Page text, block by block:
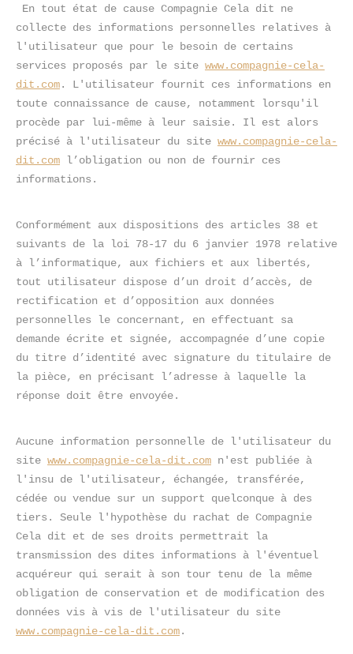
collecte des informations personnelles relatives à
l'utilisateur que pour le besoin de certains
services proposés par le site www.compagnie-cela-
dit.com. L'utilisateur fournit ces informations en
toute connaissance de cause, notamment lorsqu'il
procède par lui-même à leur saisie. Il est alors
précisé à l'utilisateur du site www.compagnie-cela-
dit.com l’obligation ou non de fournir ces
informations.
Conformément aux dispositions des articles 38 et
suivants de la loi 78-17 du 6 janvier 1978 relative
à l’informatique, aux fichiers et aux libertés,
tout utilisateur dispose d’un droit d’accès, de
rectification et d’opposition aux données
personnelles le concernant, en effectuant sa
demande écrite et signée, accompagnée d’une copie
du titre d’identité avec signature du titulaire de
la pièce, en précisant l’adresse à laquelle la
réponse doit être envoyée.
Aucune information personnelle de l'utilisateur du
site www.compagnie-cela-dit.com n'est publiée à
l'insu de l'utilisateur, échangée, transférée,
cédée ou vendue sur un support quelconque à des
tiers. Seule l'hypothèse du rachat de Compagnie
Cela dit et de ses droits permettrait la
transmission des dites informations à l'éventuel
acquéreur qui serait à son tour tenu de la même
obligation de conservation et de modification des
www.compagnie-cela-dit.com.